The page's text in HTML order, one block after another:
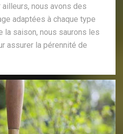
nous avons des
adaptées à chaque type
la saison, nous saurons les
assurer la pérennité de